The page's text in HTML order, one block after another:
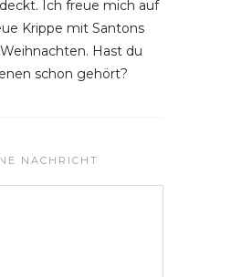
Ich freue mich auf
Krippe mit Santons
Hast du
schon gehört?
NACHRICHT